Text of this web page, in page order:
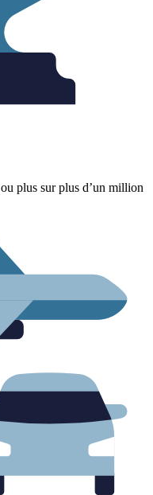
plus sur plus d’un million